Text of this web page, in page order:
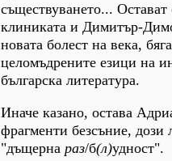
съществуването...
клиниката и Димитър-
новата болест на века,
целомъдрените езици на
българска литература.
Иначе казано, остава
фрагменти безсъние, дози
"дъщерна раз/б(л)удност".